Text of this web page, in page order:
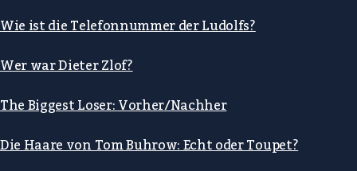
Wie ist die Telefonnummer der Ludolfs?
Wer war Dieter Zlof?
The Biggest Loser: Vorher/Nachher
Die Haare von Tom Buhrow: Echt oder Toupet?